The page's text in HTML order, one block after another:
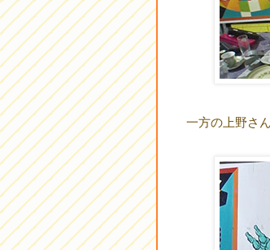
一方の上野さ